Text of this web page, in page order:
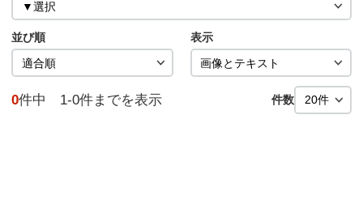
並び順 表示
0件中 1-0件までを表示 件数